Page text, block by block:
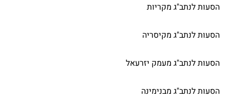
הסעות לנתב"ג מקריות
הסעות לנתב"ג מקיסריה
הסעות לנתב"ג מעמק יזרעאל
הסעות לנתב"ג מבנימינה